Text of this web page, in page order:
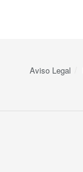
Aviso Legal